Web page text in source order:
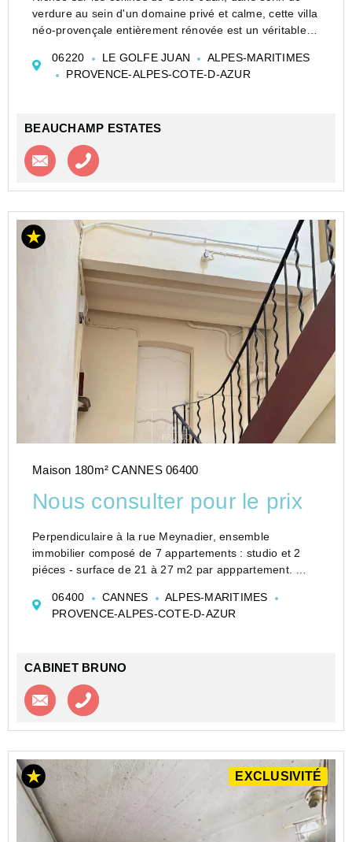
verdure au sein d'un domaine privé et calme, cette villa
néo-provençale entièrement rénovée est un véritable
Au rez-de-chaussée, vous découvrirez un spacieux
salon...
06220 LE GOLFE JUAN
ALPES-MARITIMES
PROVENCE-ALPES-COTE-D-AZUR
BEAUCHAMP ESTATES
Contacter l'agence
Maison 180m² CANNES 06400
Nous consulter pour le prix
Perpendiculaire à la rue Meynadier, ensemble
immobilier composé de 7 appartements : studio et 2
piéces - surface de 21 à 27 m2 par apppartement.
(baux d'habitation 3 ans)
06400 CANNES
ALPES-MARITIMES
PROVENCE-ALPES-COTE-D-AZUR
CABINET BRUNO
Contacter l'agence
EXCLUSIVITÉ